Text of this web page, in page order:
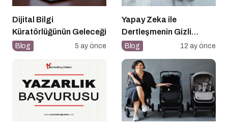
Dijital Bilgi
Küratörlüğünün Geleceği
Blog 5 ay önce
Yapay Zeka ile
Dertleşmenin Gizli
Tehlikeleri
Blog 12 ay önce